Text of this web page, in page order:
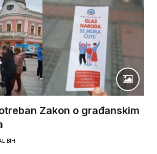
Zakon o građanskim
BIH